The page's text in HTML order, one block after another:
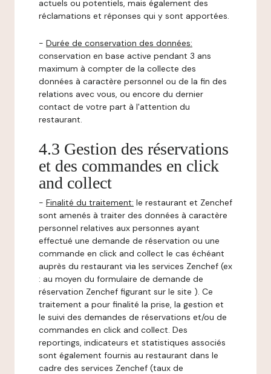
actuels ou potentiels, mais également des
réclamations et réponses qui y sont apportées.
- Durée de conservation des données:
conservation en base active pendant 3 ans
maximum à compter de la collecte des
données à caractère personnel ou de la fin des
relations avec vous, ou encore du dernier
contact de votre part à l'attention du
restaurant.
4.3 Gestion des réservations
et des commandes en click
and collect
- Finalité du traitement: le restaurant et Zenchef
sont amenés à traiter des données à caractère
personnel relatives aux personnes ayant
effectué une demande de réservation ou une
commande en click and collect le cas échéant
auprès du restaurant via les services Zenchef (ex
: au moyen du formulaire de demande de
réservation Zenchef figurant sur le site ). Ce
traitement a pour finalité la prise, la gestion et
le suivi des demandes de réservations et/ou de
commandes en click and collect. Des
reportings, indicateurs et statistiques associés
sont également fournis au restaurant dans le
cadre des services Zenchef (taux de